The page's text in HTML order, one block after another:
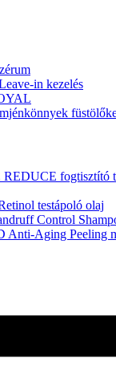
in kezelés
fogtisztító
testápoló olaj
Control
Aging Peeling